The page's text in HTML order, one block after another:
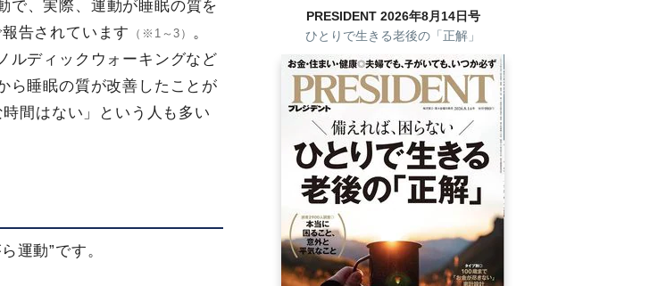
で、実際、運動が睡眠の質を
告されています
（※1～3） 。
ルディックウォーキングなど
ら睡眠の質が改善したことが
間はない」という人も多い
運動”です。
PRESIDENT 2026年8月14日号
ひとりで生きる老後の「正解」